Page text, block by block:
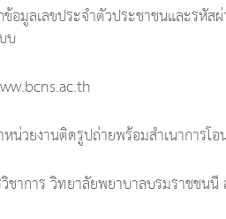
อมูลเลขประจำตัวประชาชนและรหัส
บ
วยงานติดรูปถ่ายพร้อมสำเนาการโอ
าการ วิทยาลัยพยาบาลบรมราชชนนี